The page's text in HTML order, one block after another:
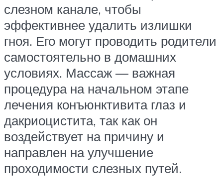
слезном канале, чтобы
эффективнее удалить излишки
гноя. Его могут проводить родители
самостоятельно в домашних
условиях. Массаж — важная
процедура на начальном этапе
лечения конъюнктивита глаз и
дакриоцистита, так как он
воздействует на причину и
направлен на улучшение
проходимости слезных путей.